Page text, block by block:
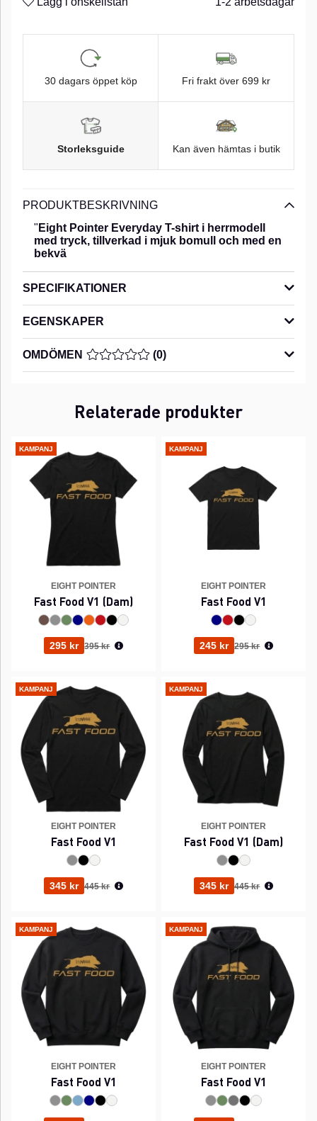
30 dagars öppet köp Fri frakt över 699 kr
Storleksguide Kan även hämtas i butik
PRODUKTBESKRIVNING
" Eight Pointer Everyday T-shirt i herrmodell
med tryck, tillverkad i mjuk bomull och med en
bekvä
SPECIFIKATIONER
EGENSKAPER
OMDÖMEN MEDELBETYG 0 AV 5 ANTAL BETYG 0
(0)
Relaterade produkter
KAMPANJ
EIGHT POINTER
Fast Food V1 (Dam)
295 kr Ordinarie pris:
395 kr
KAMPANJ
EIGHT POINTER
Fast Food V1
245 kr Ordinarie pris:
295 kr
KAMPANJ
EIGHT POINTER
Fast Food V1
345 kr Ordinarie pris:
445 kr
KAMPANJ
EIGHT POINTER
Fast Food V1 (Dam)
345 kr Ordinarie pris:
445 kr
KAMPANJ
EIGHT POINTER
Fast Food V1
KAMPANJ
EIGHT POINTER
Fast Food V1